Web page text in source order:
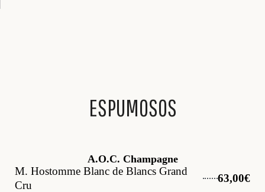
CONTACTO
ESPUMOSOS
A.O.C. Champagne
M. Hostomme Blanc de Blancs Grand
Cru
63,00€